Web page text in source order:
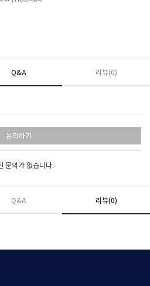
Q&A 리뷰(0)
문의하기
문의가 없습니다.
Q&A 리뷰(0)